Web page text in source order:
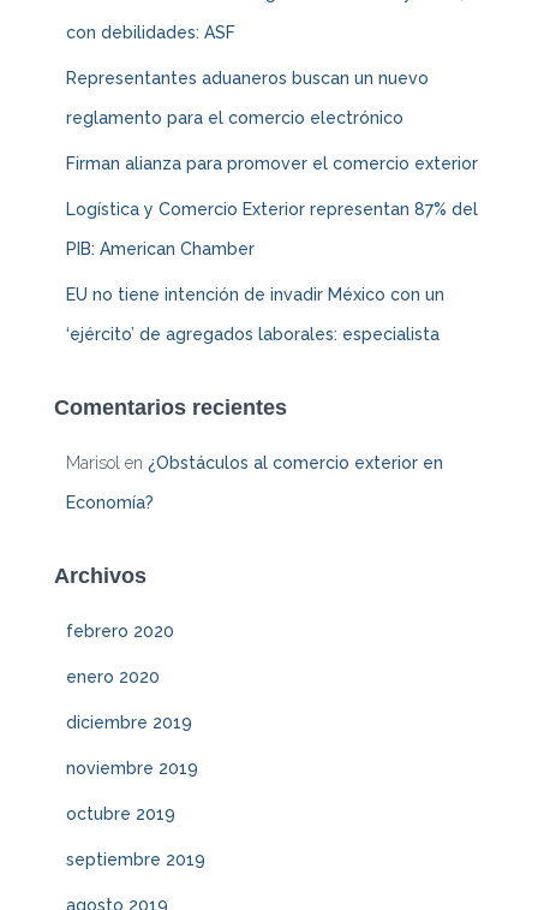
con debilidades: ASF
Representantes aduaneros buscan un nuevo
reglamento para el comercio electrónico
Firman alianza para promover el comercio exterior
Logística y Comercio Exterior representan 87% del
PIB: American Chamber
EU no tiene intención de invadir México con un
‘ejército’ de agregados laborales: especialista
Comentarios recientes
Marisol en ¿Obstáculos al comercio exterior en
Economía?
Archivos
febrero 2020
enero 2020
diciembre 2019
noviembre 2019
octubre 2019
septiembre 2019
agosto 2019